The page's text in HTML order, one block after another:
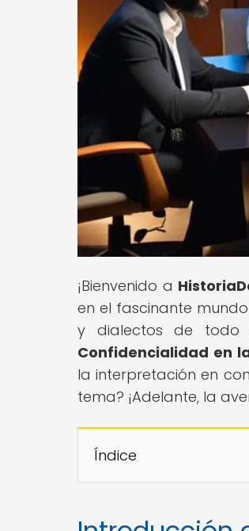
¡Bienvenido a
en el fascinante
y dialectos de todo
Confidencialidad en
la interpretación en
tema? ¡Adelante, la
Índice